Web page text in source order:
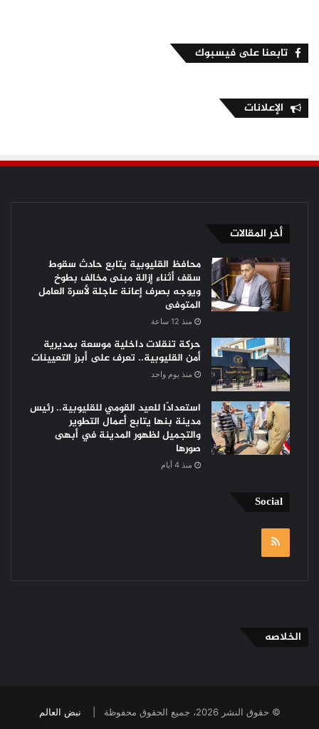
تابعنا على فيسبوك
الإعلانات
أخر المقالات
محافظ القليوبية يتابع حادث سقوط
سقف أثناء إزالة مبنى مخالف بطوخ
ويوجه بصرف إعانة عاجلة لأسرة العامل
المتوفى
منذ 12 ساعة
حركة تنقلات داخلية موسعة بمديرية
أمن القليوبية.. تعرف على أبرز التعيينات
منذ يوم واحد
استعدادًا للعيد القومي للقليوبية.. رئيس
مدينة بنها يتابع أعمال التطوير
والتجميل لظهور المدينة في أبهى
صورها
منذ 4 أيام
Social
RSS
الخلاصه
© حقوق النشر 2026، جميع الحقوق محفوظة |
نبض العالم